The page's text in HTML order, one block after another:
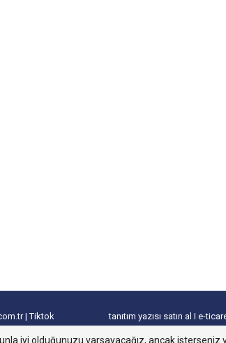
|Tiktok
tanıtım yazısı satın al I e-
iyi olduğunuzu varsayacağız, ancak isterseniz